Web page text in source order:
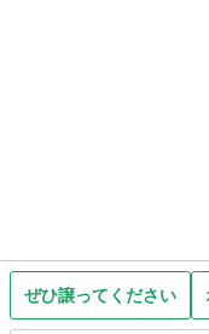
ぜひ譲ってください